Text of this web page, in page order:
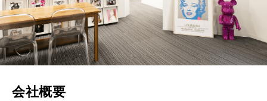
会社概要